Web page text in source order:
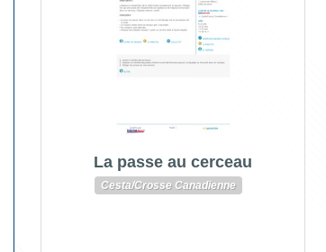
La passe au cerceau
Cesta/Crosse Canadienne